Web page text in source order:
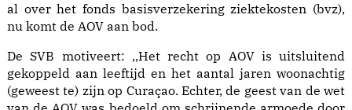
al over het fonds basisverzekering ziektekosten (bvz),
nu komt de AOV aan bod.
De SVB motiveert: ,,Het recht op AOV is uitsluitend
gekoppeld aan leeftijd en het aantal jaren woonachtig
(geweest te) zijn op Curaçao. Echter, de geest van de wet